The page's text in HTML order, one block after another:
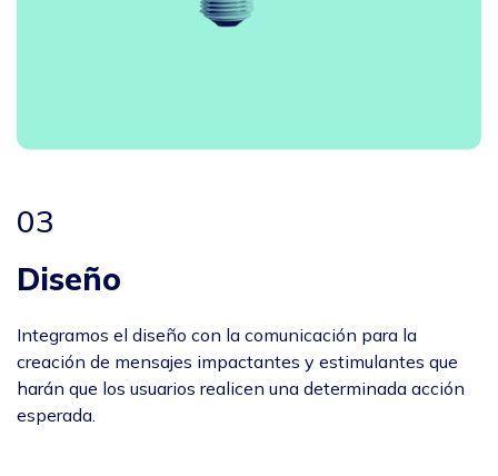
03
Diseño
Integramos el diseño con la comunicación para la
creación de mensajes impactantes y estimulantes que
harán que los usuarios realicen una determinada acción
esperada.